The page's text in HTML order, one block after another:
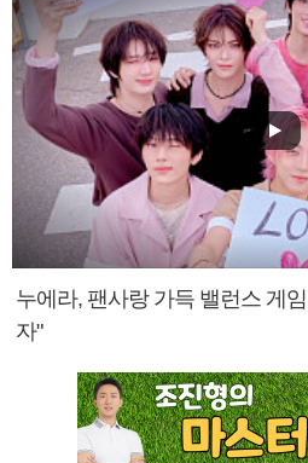
누에라, 팬사랑 가득 밸런스 게
자"